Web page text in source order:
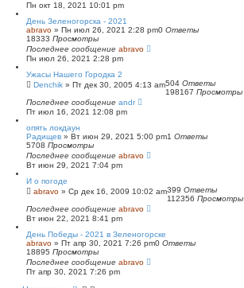
Пн окт 18, 2021 10:01 pm
День Зеленогорска - 2021
abravo » Пн июл 26, 2021 2:28 pm0 Ответы
18333 Просмотры
Последнее сообщение abravo
Пн июл 26, 2021 2:28 pm
Ужасы Нашего Городка 2
Denchik » Пт дек 30, 2005 4:13 am504 Ответы
198167 Просмотры
Последнее сообщение andr
Пт июл 16, 2021 12:08 pm
опять локдаун
Радищев » Вт июн 29, 2021 5:00 pm1 Ответы
5708 Просмотры
Последнее сообщение abravo
Вт июн 29, 2021 7:04 pm
И о погоде
abravo » Ср дек 16, 2009 10:02 am399 Ответы
112356 Просмотры
Последнее сообщение abravo
Вт июн 22, 2021 8:41 pm
День Победы - 2021 в Зеленогорске
abravo » Пт апр 30, 2021 7:26 pm0 Ответы
18895 Просмотры
Последнее сообщение abravo
Пт апр 30, 2021 7:26 pm